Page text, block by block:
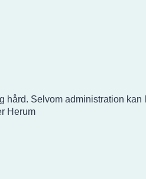
hård. Selvom administration
Herum